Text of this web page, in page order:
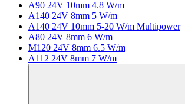
A90 24V 10mm 4.8 W/m
A140 24V 8mm 5 W/m
A140 24V 10mm 5-20 W/m Multipower
A80 24V 8mm 6 W/m
M120 24V 8mm 6.5 W/m
A112 24V 8mm 7 W/m